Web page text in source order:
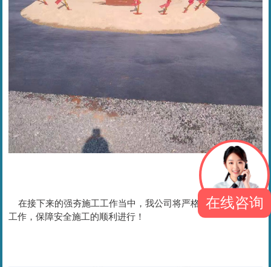
在接下来的强夯施工工作当中，我公司将严格执行疫情防控
工作，保障安全施工的顺利进行！
在线咨询